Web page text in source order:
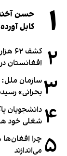
۱
حسن
کابل
۲
کشف
افغانستان
۳سازمان
بحرانی»
۴ دانشجویان
شغلی خود
۵ چرا افغان‌ها
می‌اندازند